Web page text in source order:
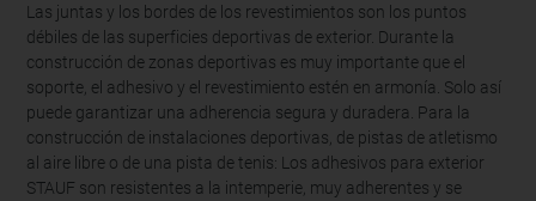
Las juntas y los bordes de los revestimientos son los puntos
débiles de las superficies deportivas de exterior. Durante la
construcción de zonas deportivas es muy importante que el
soporte, el adhesivo y el revestimiento estén en armonía. Solo así
puede garantizar una adherencia segura y duradera. Para la
construcción de instalaciones deportivas, de pistas de atletismo
al aire libre o de una pista de tenis: Los adhesivos para exterior
STAUF son resistentes a la intemperie, muy adherentes y se